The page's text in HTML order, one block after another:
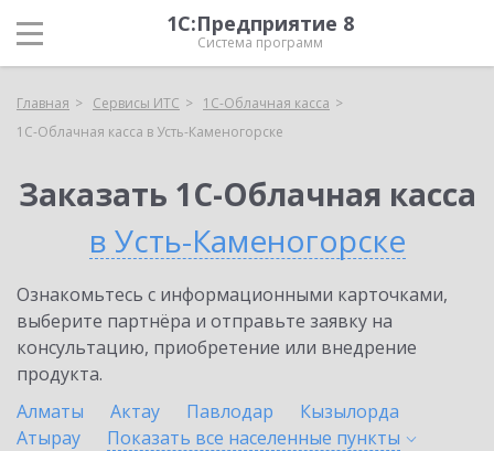
1С:Предприятие 8
Система программ
Главная Сервисы ИТС
1С-Облачная касса
1С-Облачная касса в Усть-Каменогорске
Заказать 1С-Облачная касса
в Усть-Каменогорске
Ознакомьтесь с информационными карточками,
выберите партнёра и отправьте заявку на
консультацию, приобретение или внедрение
продукта.
Алматы
Актау Павлодар
Кызылорда
Атырау
Показать все населенные пункты